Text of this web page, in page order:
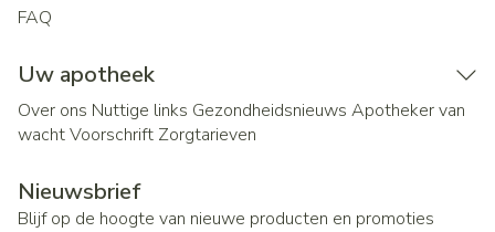
FAQ
Uw apotheek
Over ons Nuttige links Gezondheidsnieuws Apotheker van
wachtVoorschrift Zorgtarieven
Nieuwsbrief
Blijf op de hoogte van nieuwe producten en promoties